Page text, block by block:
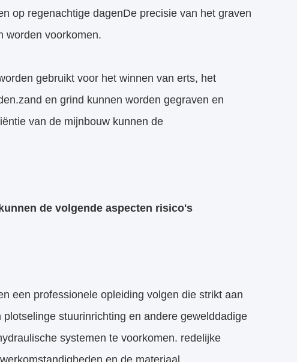
op regenachtige dagenDe precisie van het graven
worden voorkomen.
gebruikt voor het winnen van erts, het
en grind kunnen worden gegraven en
van de mijnbouw kunnen de
de volgende aspecten risico's
een professionele opleiding volgen die strikt aan
stuurinrichting en andere gewelddadige
systemen te voorkomen. redelijke
en de materiaal